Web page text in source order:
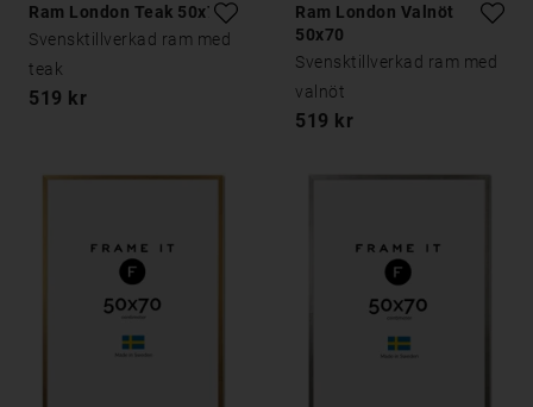
Ram London Teak 50x70
Svensktillverkad ram med
teak
519 kr
Ram London Valnöt
50x70
Svensktillverkad ram med
valnöt
519 kr